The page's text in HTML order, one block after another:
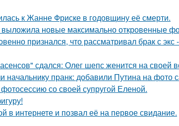
к Жанне Фриске в годовщину её смерти.
новые максимально откровенные
признался, что рассматривал брак с
сдался: Олег шепс женится на своей
начальнику пранк: добавили Путина на
со своей супругой Еленой.
в интернете и позвал её на первое свидание.